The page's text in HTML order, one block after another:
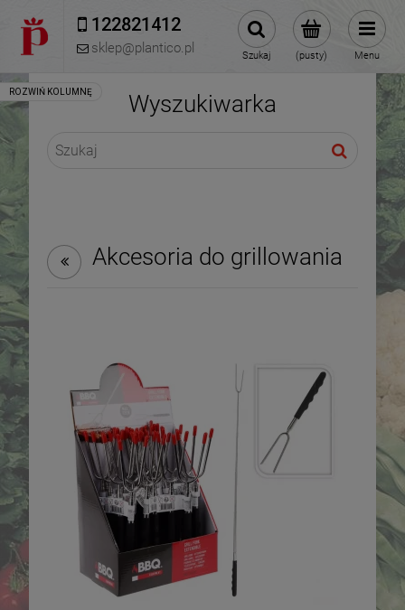
122821412
sklep@plantico.pl (pusty)
Szukaj Menu
Wyszukiwarka
Akcesoria do grillowania